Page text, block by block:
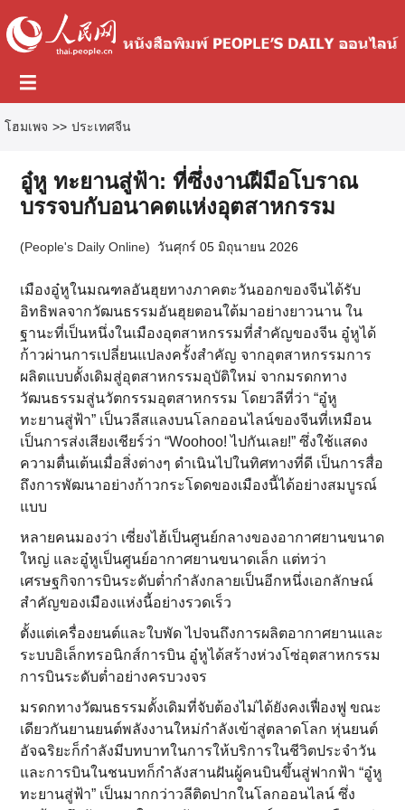
โฮมเพจ >> ประเทศจีน
อู๋หู ทะยานสู่ฟ้า: ที่ซึ่งงานฝีมือโบราณ
บรรจบกับอนาคตแห่งอุตสาหกรรม
(People's Daily Online) วันศุกร์ 05 มิถุนายน 2026
เมืองอู๋หูในมณฑลอันฮุยทางภาคตะวันออกของจีนได้รับ
อิทธิพลจากวัฒนธรรมอันฮุยตอนใต้มาอย่างยาวนาน ใน
ฐานะที่เป็นหนึ่งในเมืองอุตสาหกรรมที่สำคัญของจีน อู๋หูได้
ก้าวผ่านการเปลี่ยนแปลงครั้งสำคัญ จากอุตสาหกรรมการ
ผลิตแบบดั้งเดิมสู่อุตสาหกรรมอุบัติใหม่ จากมรดกทาง
วัฒนธรรมสู่นวัตกรรมอุตสาหกรรม โดยวลีที่ว่า “อู๋หู
ทะยานสู่ฟ้า” เป็นวลีสแลงบนโลกออนไลน์ของจีนที่เหมือน
เป็นการส่งเสียงเชียร์ว่า “Woohoo! ไปกันเลย!” ซึ่งใช้แสดง
ความตื่นเต้นเมื่อสิ่งต่างๆ ดำเนินไปในทิศทางที่ดี เป็นการสื่อ
ถึงการพัฒนาอย่างก้าวกระโดดของเมืองนี้ได้อย่างสมบูรณ์
แบบ
หลายคนมองว่า เซี่ยงไฮ้เป็นศูนย์กลางของอากาศยานขนาด
ใหญ่ และอู๋หูเป็นศูนย์อากาศยานขนาดเล็ก แต่ทว่า
เศรษฐกิจการบินระดับต่ำกำลังกลายเป็นอีกหนึ่งเอกลักษณ์
สำคัญของเมืองแห่งนี้อย่างรวดเร็ว
ตั้งแต่เครื่องยนต์และใบพัด ไปจนถึงการผลิตอากาศยานและ
ระบบอิเล็กทรอนิกส์การบิน อู๋หูได้สร้างห่วงโซ่อุตสาหกรรม
การบินระดับต่ำอย่างครบวงจร
มรดกทางวัฒนธรรมดั้งเดิมที่จับต้องไม่ได้ยังคงเฟื่องฟู ขณะ
เดียวกันยานยนต์พลังงานใหม่กำลังเข้าสู่ตลาดโลก หุ่นยนต์
อัจฉริยะก็กำลังมีบทบาทในการให้บริการในชีวิตประจำวัน
และการบินในชนบทก็กำลังสานฝันผู้คนบินขึ้นสู่ฟากฟ้า “อู๋หู
ทะยานสู่ฟ้า” เป็นมากกว่าวลีติดปากในโลกออนไลน์ ซึ่ง